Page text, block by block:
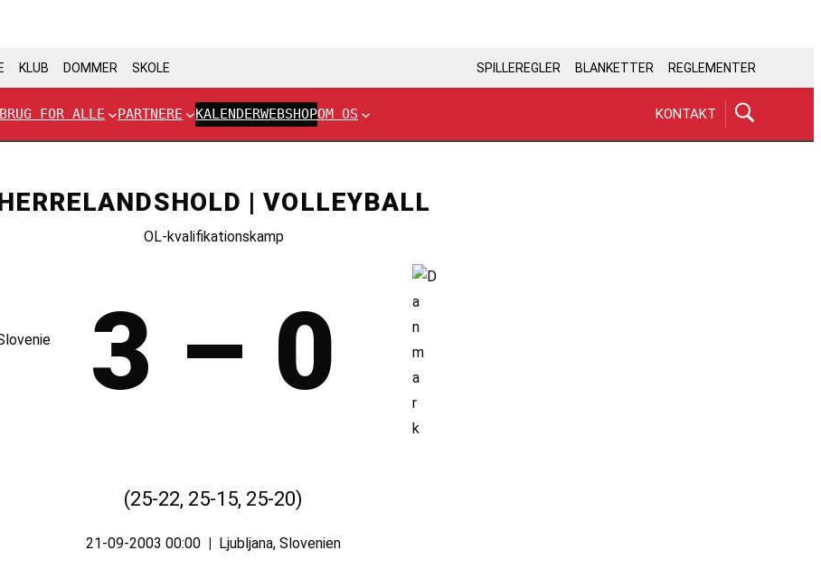
KLUB DOMMER SKOLE SPILLEREGLER BLANKETTER REGLEMENTER
BRUG FOR ALLE PARTNERE KALENDERWEBSHOPOM OS KONTAKT
| VOLLEYBALL
OL-kvalifikationskamp
3 – 0
(25-22, 25-15, 25-20)
21-09-2003 00:00 Ljubljana, Slovenien